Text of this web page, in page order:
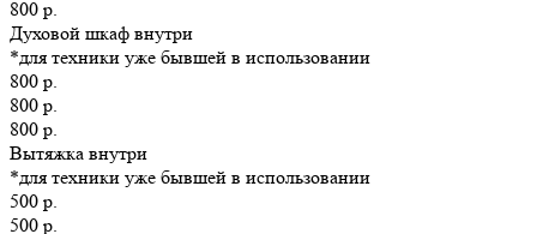
800 р.
Духовой шкаф внутри
*для техники уже бывшей в использовании
800 р.
800 р.
800 р.
Вытяжка внутри
*для техники уже бывшей в использовании
500 р.
500 р.